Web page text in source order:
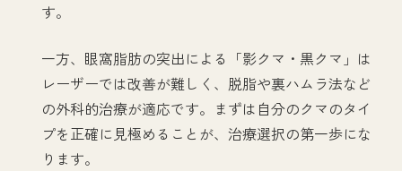
す。
一方、眼窩脂肪の突出による「影クマ・黒クマ」は
レーザーでは改善が難しく、脱脂や裏ハムラ法など
の外科的治療が適応です。まずは自分のクマのタイ
プを正確に見極めることが、治療選択の第一歩にな
ります。